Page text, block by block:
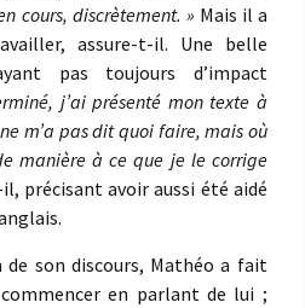
cours, discrètement. » Mais il a
assure-t-il. Une belle
pas toujours d’impact
j’ai présenté mon texte à
m’a pas dit quoi faire, mais où
manière à ce que je le corrige
précisant avoir aussi été aidé
son discours, Mathéo a fait
en parlant de lui ;